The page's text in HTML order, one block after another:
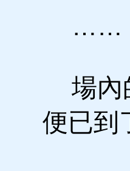
……
場內
便已到